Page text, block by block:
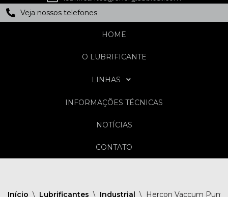
Veja nossos telefones
HOME
O LUBRIFICANTE
LINHAS
INFORMAÇÕES TÉCNICAS
NOTÍCIAS
CONTATO
Início \ Lubrificantes \ Industrial \ Hercon Vaccum